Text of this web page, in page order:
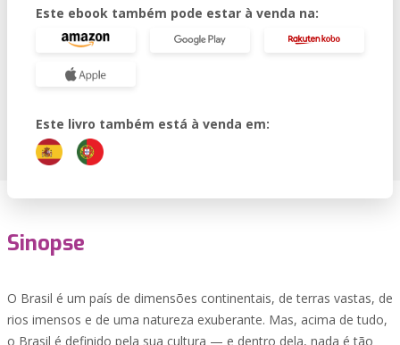
Este ebook também pode estar à venda na:
Este livro também está à venda em:
Sinopse
O Brasil é um país de dimensões continentais, de terras vastas, de
rios imensos e de uma natureza exuberante. Mas, acima de tudo,
o Brasil é definido pela sua cultura — e dentro dela, nada é tão